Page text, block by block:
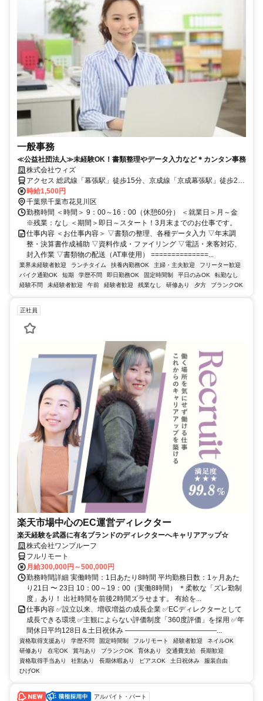
一般事務
≪公益社団法人≫未経験OK！書類整理やデータ入力など＊カンタン事務
株式会社ウィズ
アクセス 総武線「幕張駅」徒歩15分、京成線「京成幕張駅」徒歩20
分 ※自転車通勤OK
時給1,500円
千葉県千葉市花見川区
勤務時間 ＜時間＞ 9：00～16：00（休憩60分） ＜就業日＞月～金
※残業：なし ＜期間＞即日～スタート！3月末までのお仕事です。
仕事内容 ＜お仕事内容＞ ▽書類の整理、各種データ入力 ▽年末調
整・決算書作成補助 ▽資料作成・ファイリング ▽電話・来客対応、
封入作業 ▽書類物の配送（AT車使用） ==============...
業界未経験者歓迎 ランチタイム 扶養内勤務OK 主婦・主夫歓迎
フリーター歓迎
バイク通勤OK
短期 学歴不問 即日勤務OK 固定時間制 平日のみOK
転勤なし
経験不問
未経験者歓迎 午前 経験者歓迎 残業なし 研修あり 夕方 ブランクOK
正社員
楽天市場中心のEC運営ディレクター
楽天経験を武器に有名ブランドのディレクターへキャリアアップ☆
株式会社ワンプルーフ
フルリモート
月給300,000円～500,000円
勤務時間詳細 実働時間：1日あたり8時間 平均勤務日数：1ヶ月あた
り21日 〜 23日 10：00～19：00（実働8時間） ＊柔軟な「ズレ勤制
度」あり！ 出社時間を前後2時間ズラせます。 有給を...
仕事内容 ✅設立以来、増収増益の成長企業 ✅ECディレクターとして
成長できる環境 ✅主観によらない評価制度「360度評価」を採用 ✅年
間休日平均128日＆土日祝休み ―――――――――――――...
資格取得支援あり 学歴不問 固定時間制 フルリモート 経験者歓迎
ネイルOK
研修あり
在宅OK 賞与あり ブランクOK 育休あり 交通費支給
長期歓迎
資格取得手当あり
社割あり 長期休暇あり ピアスOK 土日祝休み
服装自由
ひげOK
アルバイト・パート